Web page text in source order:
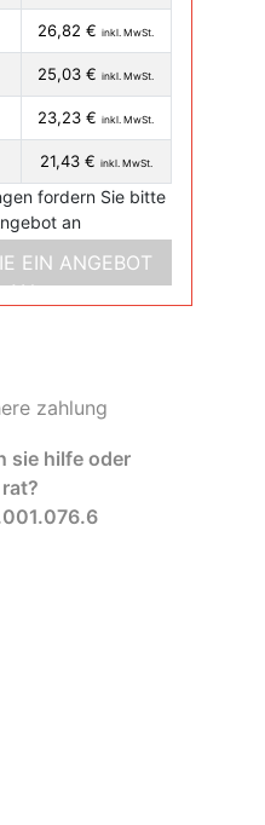
26,82 €inkl. MwSt.
25,03 €inkl. MwSt.
23,23 €inkl. MwSt.
21,43 € inkl. MwSt.
fordern Sie bitte
an
EIN ANGEBOT
AN
zahlung
sie hilfe oder
rat?